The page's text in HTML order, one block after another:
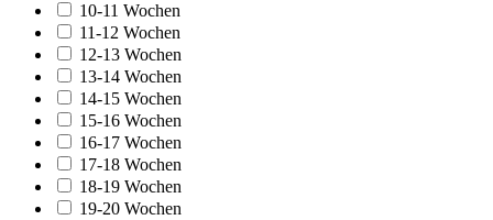
10-11 Wochen
11-12 Wochen
12-13 Wochen
13-14 Wochen
14-15 Wochen
15-16 Wochen
16-17 Wochen
17-18 Wochen
18-19 Wochen
19-20 Wochen